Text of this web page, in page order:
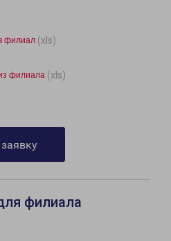
филиал (xls)
филиала (xls)
филиала